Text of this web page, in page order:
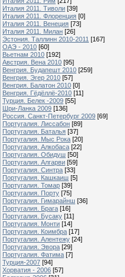
Италия 2011. Тиволи [39]
Италия 2011. Флоренция [0]
Италия 2011. Венеция [73]
Италия 2011. Милан [26]
Эстония. Таллинн 2010-2011 [167]
ОАЭ - 2010 [60]
Вьетнам 2010 [192]
Австрия. Вена 2010 [95]
Венгрия. Будапешт 2010 [259]
Венгрия. Эгер 2010 [57]
Венгрия. Балатон 2010 [0]
Венгрия. Гёдёллё-2010 [11]
Турция. Белек -2009 [55]
Шри-Ланка 2009 [136]
Россия. Санкт-Петербург 2009 [69]
Португалия. Лиссабон [89]
Португалия. Баталья [37]
Португалия. Мыс Рока [20]
Португалия. Алкобаса [22]
Португалия. Обидуш [50]
Португалия. Алгарви [59]
Португалия. Синтра [33]
Португалия. Кашкаиш [5]
Португалия. Томар [39]
Португалия. Порту [75]
Португалия. Гимарайнш [36]
Португалия. Брага [16]
Португалия. Бусаку [11]
Португалия. Монти [14]
Португалия. Коимбра [17]
Португалия. Алентежу [24]
Португалия. Эвора [29]
Португалия. Фатима [7]
Турция-2007 [94]
Хорватия - 2006 [57]